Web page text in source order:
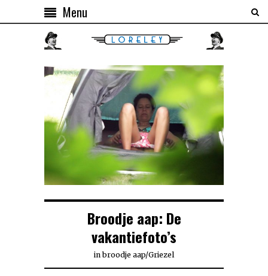
Menu
Broodje aap: De
vakantiefoto’s
in broodje aap/Griezel